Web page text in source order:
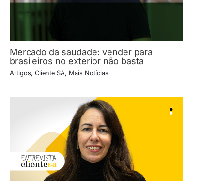
Mercado da saudade: vender para
brasileiros no exterior não basta
Artigos, Cliente SA, Mais Notícias